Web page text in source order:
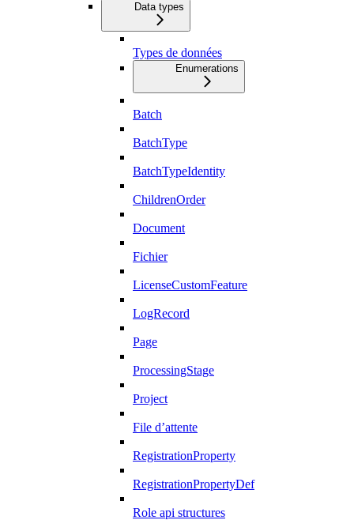
Data types
Types de données
Enumerations
Batch
BatchType
BatchTypeIdentity
ChildrenOrder
Document
Fichier
LicenseCustomFeature
LogRecord
Page
ProcessingStage
Project
File d’attente
RegistrationProperty
RegistrationPropertyDef
Role api structures